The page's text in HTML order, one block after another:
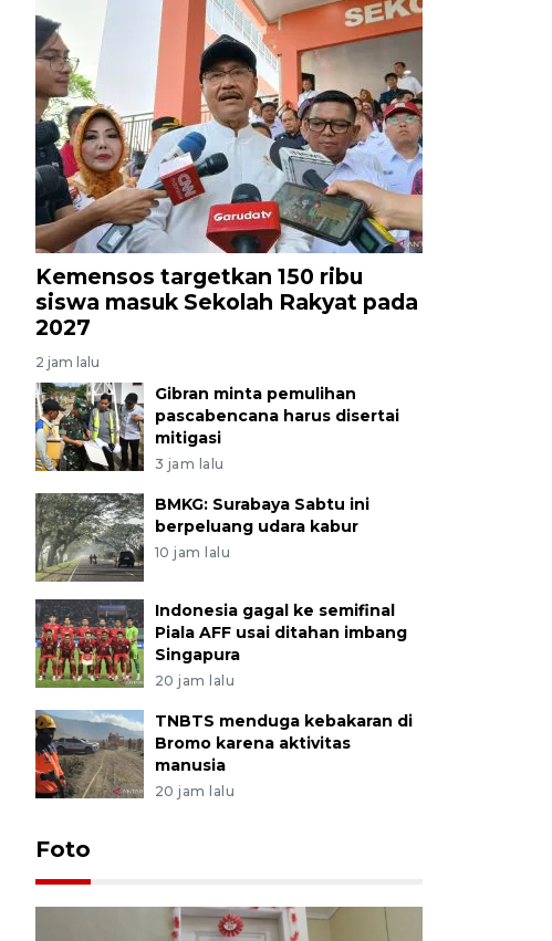
Kemensos targetkan 150 ribu
siswa masuk Sekolah Rakyat pada
2027
2 jam lalu
Gibran minta pemulihan
pascabencana harus disertai
mitigasi
3 jam lalu
BMKG: Surabaya Sabtu ini
berpeluang udara kabur
10 jam lalu
Indonesia gagal ke semifinal
Piala AFF usai ditahan imbang
Singapura
20 jam lalu
TNBTS menduga kebakaran di
Bromo karena aktivitas
manusia
20 jam lalu
Foto